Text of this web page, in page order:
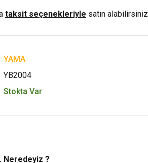
taksit seçenekleriyle satın alabilirsiniz
YAMA
YB2004
Stokta Var
Neredeyiz ?